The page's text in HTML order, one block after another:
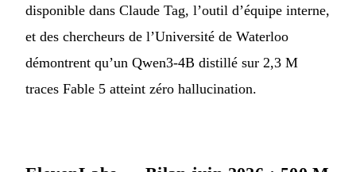
disponible dans Claude Tag, l’outil d’équipe interne,
et des chercheurs de l’Université de Waterloo
démontrent qu’un Qwen3-4B distillé sur 2,3 M
traces Fable 5 atteint zéro hallucination.